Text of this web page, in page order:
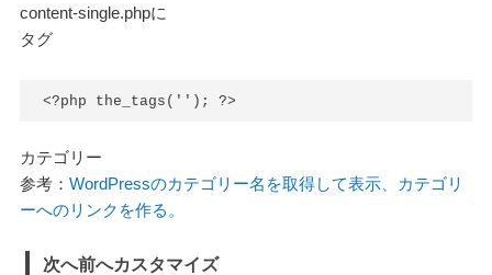
content-single.phpに
タグ
<?php the_tags(''); ?>
カテゴリー
参考： WordPressのカテゴリー名を取得して表示、カテゴリ
ーへのリンクを作る。
次へ前へカスタマイズ